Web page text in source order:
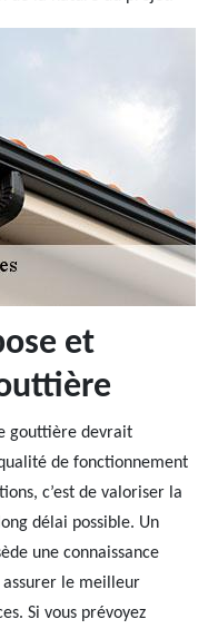
et
gouttière devrait
de fonctionnement
c’est de valoriser la
délai possible. Un
une connaissance
le meilleur
Si vous prévoyez